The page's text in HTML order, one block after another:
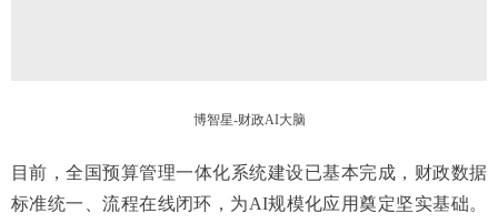
博智星-财政AI大脑
目前，全国预算管理一体化系统建设已基本完成，财政数据
标准统一、流程在线闭环，为AI规模化应用奠定坚实基础。